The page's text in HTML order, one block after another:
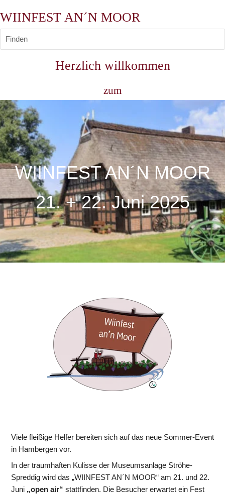
WIINFEST AN´N MOOR
Finden
Herzlich willkommen
zum
WIINFEST AN´N MOOR
21. + 22. Juni 2025
Viele fleißige Helfer bereiten sich auf das neue Sommer-Event
in Hambergen vor.
In der traumhaften Kulisse der Museumsanlage Ströhe-
Spreddig wird das „WIINFEST AN´N MOOR“ am 21. und 22.
Juni „open air“ stattfinden. Die Besucher erwartet ein Fest